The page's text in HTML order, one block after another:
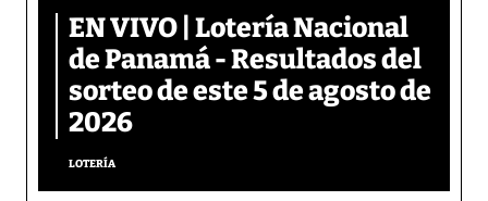
EN VIVO | Lotería Nacional
de Panamá - Resultados del
sorteo de este 5 de agosto de
2026
LOTERÍA